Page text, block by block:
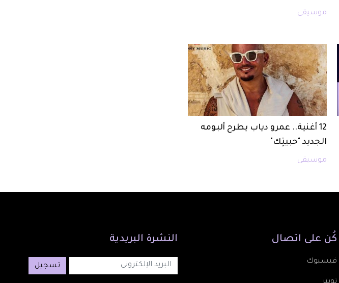
موسيقى
12 أغنية.. عمرو دياب يطرح ألبومه
الجديد "حبيتِك"
موسيقى
كُن على اتصال
فيسبوك
النشرة البريدية
تسجيل